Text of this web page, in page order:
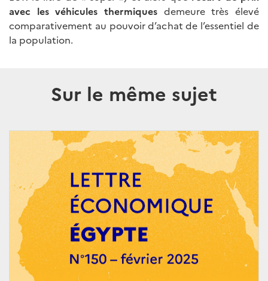
avec les véhicules thermiques demeure très élevé
comparativement au pouvoir d’achat de l’essentiel de
la population.
Sur le même sujet